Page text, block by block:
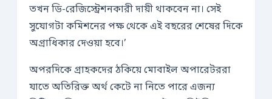
তখন ডি-রেজিস্ট্রেশনকারী দায়ী থাকবেন না। সেই
সুযোগটা কমিশনের পক্ষ থেকে এই বছরের শেষের দিকে
অগ্রাধিকার দেওয়া হবে।’
অপরদিকে গ্রাহকদের ঠকিয়ে মোবাইল অপারেটররা
যাতে অতিরিক্ত অর্থ কেটে না নিতে পারে এজন্য